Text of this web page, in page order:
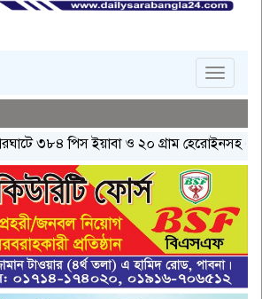
Toggle
৩৮৪ পিস ইয়াবা ও ২০ গ্রাম হেরোইনসহ একজন